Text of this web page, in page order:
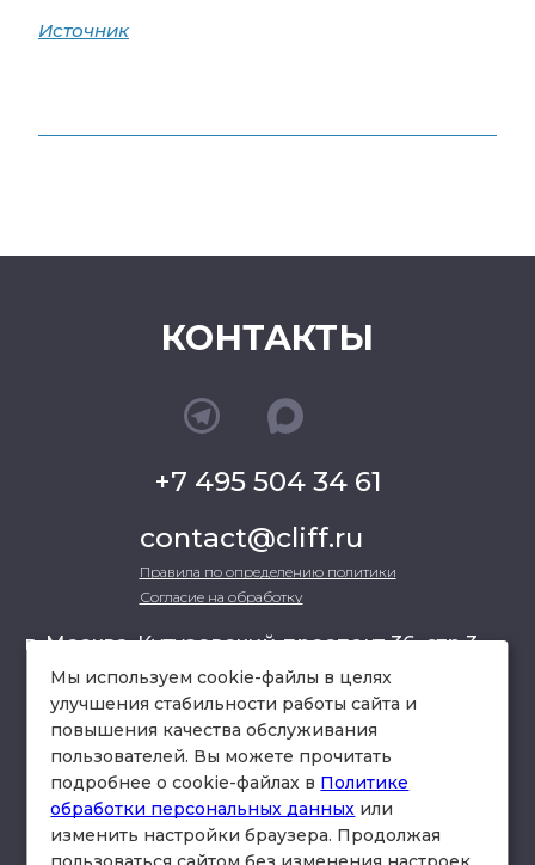
Источник
КОНТАКТЫ
+7 495 504 34 61
contact@cliff.ru
Правила по определению политики
Согласие на обработку
г. Москва, Кутузовский проспект 36, стр.3 ,
офис 301
схема проезда
Мы используем cookie-файлы в целях
улучшения стабильности работы сайта и
повышения качества обслуживания
пользователей. Вы можете прочитать
подробнее о cookie-файлах в Политике
обработки персональных данных или
изменить настройки браузера. Продолжая